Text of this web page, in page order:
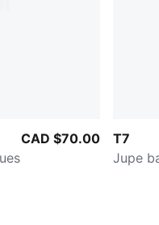
CAD $70.00
T7
Jupe